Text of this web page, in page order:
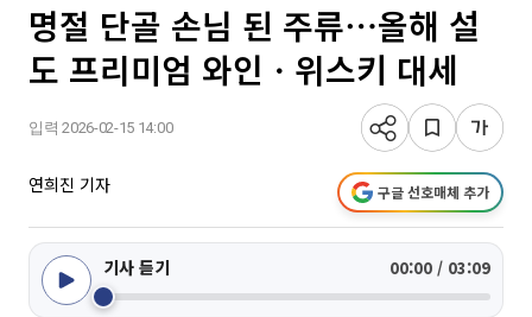
명절 단골 손님 된 주류⋯올해 설
도 프리미엄 와인ㆍ위스키 대세
입력 2026-02-15 14:00
연희진 기자 구글 선호매체 추가
기사 듣기 00:00 / 03:09